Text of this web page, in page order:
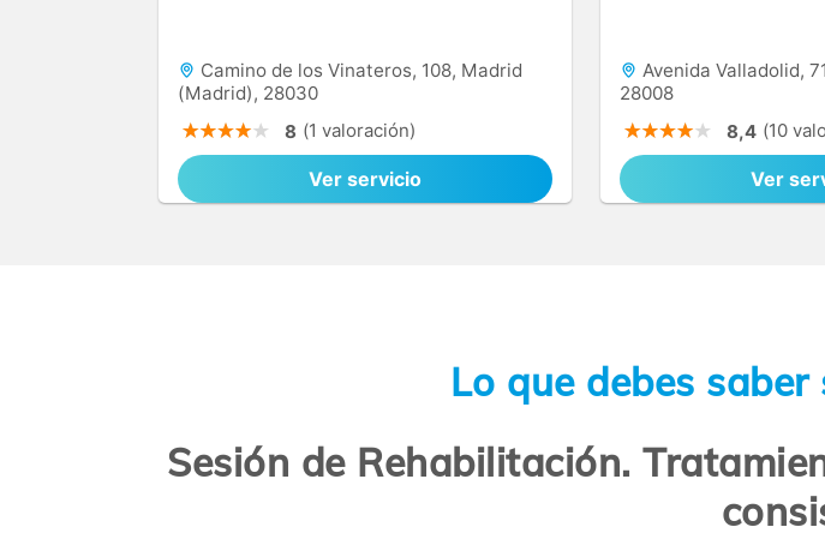
Camino de los Vinateros, 108, Madrid
(Madrid), 28030
8 (1 valoración)
Ver servicio
Avenida Valladolid,
28008
8,4 (10
Ver
Lo que debes
Sesión de Rehabilitación.